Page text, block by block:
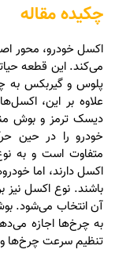
چکیده مقاله
اکسل خودرو، محور
می‌کند. این قطعه
پلوس و گیربکس به
دیسک ترمز و بوش
خودرو را در حین
متفاوت است و به
اکسل دارند، اما
باشند. نوع اکسل نیز
آن انتخاب می‌شود.
به چرخ‌ها اجازه
تنظیم سرعت چرخ‌ها